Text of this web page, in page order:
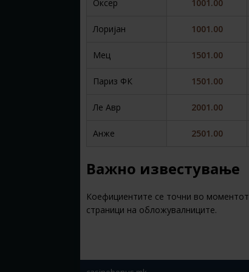
Оксер 1001.00
Лоријан 1001.00
Мец 1501.00
Париз ФК 1501.00
Ле Авр 2001.00
Анже 2501.00
Важно известување
Коефициентите се точни во моментот
страници на обложувалниците.